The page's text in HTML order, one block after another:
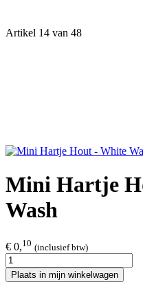
Artikel 14 van 48
Mini Hartje
Wash
€ 0,10 (inclusief btw)
Plaats in mijn winkelwagen